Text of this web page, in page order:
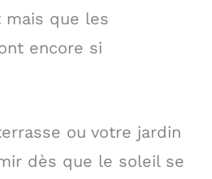
mais que les
encore si
ou votre jardin
dès que le soleil se